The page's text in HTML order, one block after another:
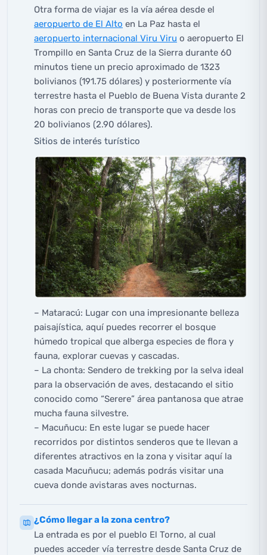
Otra forma de viajar es la vía aérea desde el
aeropuerto de El Alto en La Paz hasta el
aeropuerto internacional Viru Viru o aeropuerto El
Trompillo en Santa Cruz de la Sierra durante 60
minutos tiene un precio aproximado de 1323
bolivianos (191.75 dólares) y posteriormente vía
terrestre hasta el Pueblo de Buena Vista durante 2
horas con precio de transporte que va desde los
20 bolivianos (2.90 dólares).
Sitios de interés turístico
– Mataracú: Lugar con una impresionante belleza
paisajística, aquí puedes recorrer el bosque
húmedo tropical que alberga especies de flora y
fauna, explorar cuevas y cascadas.
– La chonta: Sendero de trekking por la selva ideal
para la observación de aves, destacando el sitio
conocido como “Serere” área pantanosa que atrae
mucha fauna silvestre.
– Macuñucu: En este lugar se puede hacer
recorridos por distintos senderos que te llevan a
diferentes atractivos en la zona y visitar aquí la
casada Macuñucu; además podrás visitar una
cueva donde avistaras aves nocturnas.
¿Cómo llegar a la zona centro?
La entrada es por el pueblo El Torno, al cual
puedes acceder vía terrestre desde Santa Cruz de